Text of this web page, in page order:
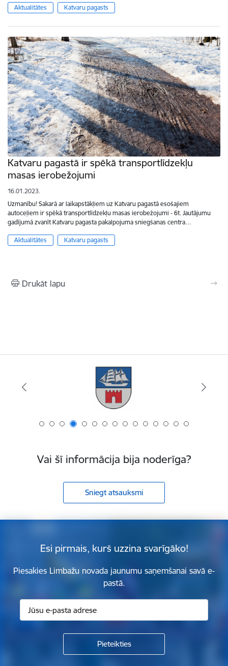
Aktualitātes Katvaru pagasts
Katvaru pagastā ir spēkā transportlīdzekļu
masas ierobežojumi
16.01.2023.
Uzmanību! Sakarā ar laikapstākļiem uz Katvaru pagastā esošajiem
autoceļiem ir spēkā transportlīdzekļu masas ierobežojumi - 6t. Jautājumu
gadījumā zvanīt Katvaru pagasta pakalpojuma sniegšanas centra…
Aktualitātes Katvaru pagasts
Drukāt lapu
Vai šī informācija bija noderīga?
Sniegt atsauksmi
Esi pirmais, kurš uzzina svarīgāko!
Piesakies Limbažu novada jaunumu saņemšanai savā e-
pastā.